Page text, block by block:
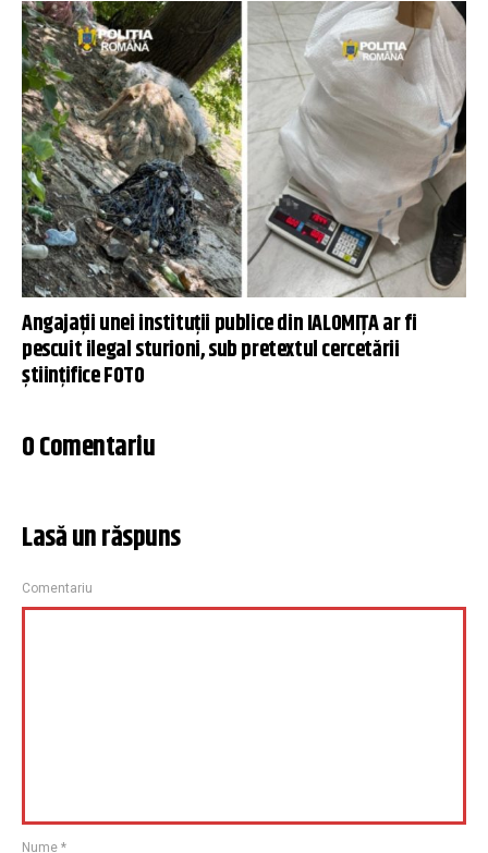
Angajații unei instituții publice din IALOMIŢA ar fi
pescuit ilegal sturioni, sub pretextul cercetării
științifice FOTO
0 Comentariu
Lasă un răspuns
Comentariu
Nume *